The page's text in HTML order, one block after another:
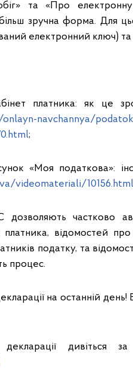
та «Про
зручна форма. Для
електронний ключ)
платника: як це
navchannya/
;
«Моя податкова»:
videomateriali/
частково
платника, відомостей
податку, та
процес.
на останній
дивіться